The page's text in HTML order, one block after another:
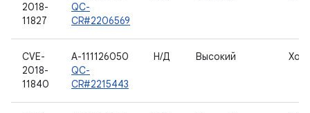
2018-
11827
QC-
CR#2206569
CVE-
2018-
11840
A-111126050
QC-
CR#2215443
Н/Д Высокий